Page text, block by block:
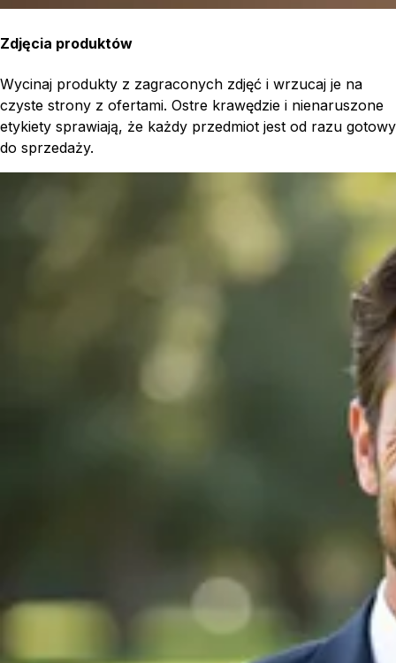
Zdjęcia produktów
Wycinaj produkty z zagraconych zdjęć i wrzucaj je na
czyste strony z ofertami. Ostre krawędzie i nienaruszone
etykiety sprawiają, że każdy przedmiot jest od razu gotowy
do sprzedaży.